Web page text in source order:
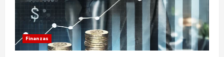
Finanzas